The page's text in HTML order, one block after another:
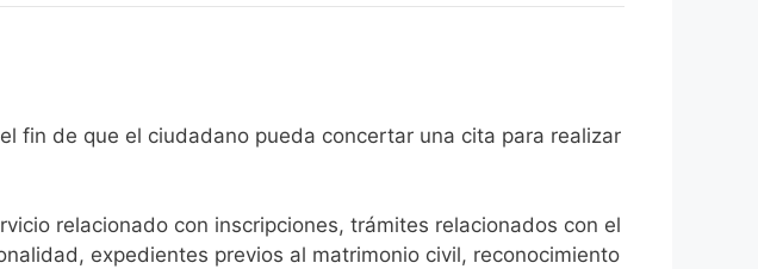
fin de que el ciudadano pueda concertar una cita para realizar
relacionado con inscripciones, trámites relacionados con el
expedientes previos al matrimonio civil, reconocimiento